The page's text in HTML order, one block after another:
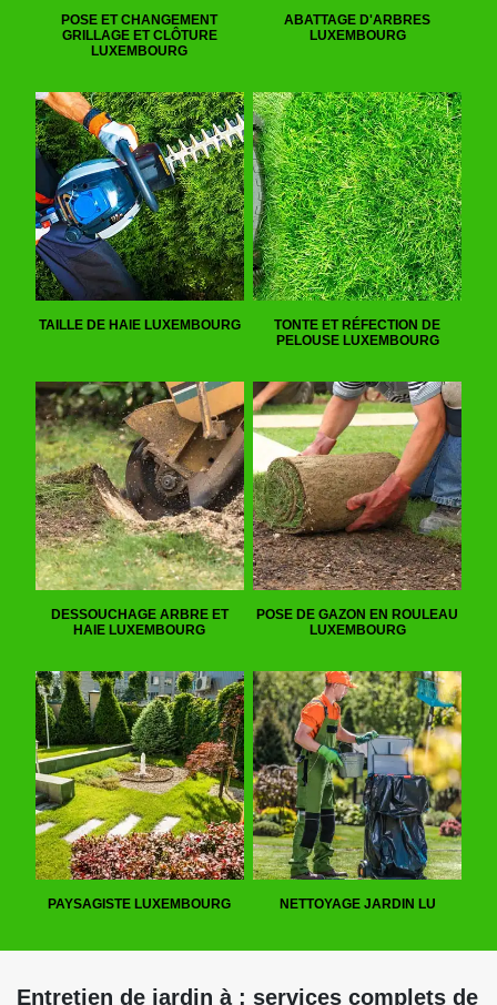
POSE ET CHANGEMENT
GRILLAGE ET CLÔTURE
LUXEMBOURG
ABATTAGE D'ARBRES
LUXEMBOURG
TAILLE DE HAIE LUXEMBOURG
TONTE ET RÉFECTION DE
PELOUSE LUXEMBOURG
DESSOUCHAGE ARBRE ET
HAIE LUXEMBOURG
POSE DE GAZON EN ROULEAU
LUXEMBOURG
PAYSAGISTE LUXEMBOURG NETTOYAGE JARDIN LU
Entretien de jardin à : services complets de